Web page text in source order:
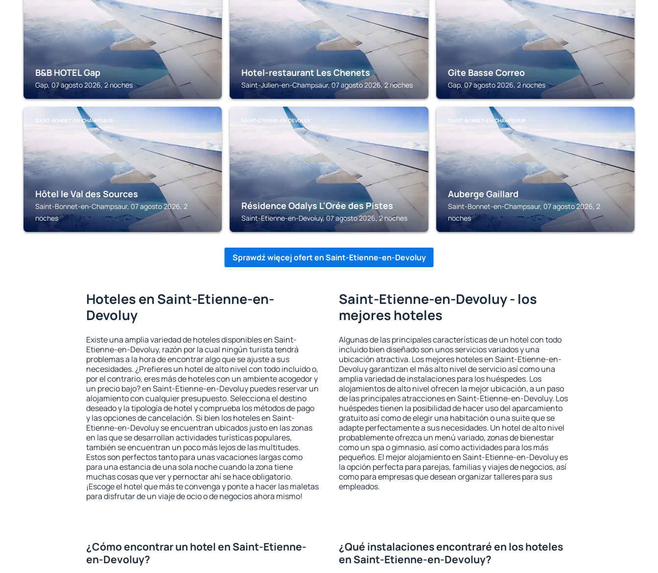
B&B HOTEL Gap
Gap, 07 agosto 2026, 2 noches
Hotel-restaurant Les Chenets
Saint-Julien-en-Champsaur, 07 agosto 2026, 2 noches
Gite Basse Correo
Gap, 07 agosto 2026, 2 noches
SAINT-BONNET-EN-CHAMPSAUR
Hôtel le Val des Sources
Saint-Bonnet-en-Champsaur, 07 agosto 2026, 2
noches
SAINT-ETIENNE-EN-DEVOLUY
Résidence Odalys L'Orée des Pistes
Saint-Etienne-en-Devoluy, 07 agosto 2026, 2 noches
SAINT-BONNET-EN-CHAMPSAUR
Auberge Gaillard
Saint-Bonnet-en-Champsaur, 07 agosto 2026, 2
noches
Sprawdź więcej ofert en Saint-Etienne-en-Devoluy
Hoteles en Saint-Etienne-en-
Devoluy
Existe una amplia variedad de hoteles disponibles en Saint-
Etienne-en-Devoluy, razón por la cual ningún turista tendrá
problemas a la hora de encontrar algo que se ajuste a sus
necesidades. ¿Prefieres un hotel de alto nivel con todo incluido o,
por el contrario, eres más de hoteles con un ambiente acogedor y
un precio bajo? en Saint-Etienne-en-Devoluy puedes reservar un
alojamiento con cualquier presupuesto. Selecciona el destino
deseado y la tipología de hotel y comprueba los métodos de pago
y las opciones de cancelación. Si bien los hoteles en Saint-
Etienne-en-Devoluy se encuentran ubicados justo en las zonas
en las que se desarrollan actividades turísticas populares,
también se encuentran un poco más lejos de las multitudes.
Estos son perfectos tanto para unas vacaciones largas como
para una estancia de una sola noche cuando la zona tiene
muchas cosas que ver y pernoctar ahí se hace obligatorio.
¡Escoge el hotel que más te convenga y ponte a hacer las maletas
para disfrutar de un viaje de ocio o de negocios ahora mismo!
Saint-Etienne-en-Devoluy - los
mejores hoteles
Algunas de las principales características de un hotel con todo
incluido bien diseñado son unos servicios variados y una
ubicación atractiva. Los mejores hoteles en Saint-Etienne-en-
Devoluy garantizan el más alto nivel de servicio así como una
amplia variedad de instalaciones para los huéspedes. Los
alojamientos de alto nivel ofrecen la mejor ubicación, a un paso
de las principales atracciones en Saint-Etienne-en-Devoluy. Los
huéspedes tienen la posibilidad de hacer uso del aparcamiento
gratuito así como de elegir una habitación o una suite que se
adapte perfectamente a sus necesidades. Un hotel de alto nivel
probablemente ofrezca un menú variado, zonas de bienestar
como un spa o gimnasio, así como actividades para los más
pequeños. El mejor alojamiento en Saint-Etienne-en-Devoluy es
la opción perfecta para parejas, familias y viajes de negocios, así
como para empresas que desean organizar talleres para sus
empleados.
¿Cómo encontrar un hotel en Saint-Etienne-
en-Devoluy?
¿Qué instalaciones encontraré en los hoteles
en Saint-Etienne-en-Devoluy?